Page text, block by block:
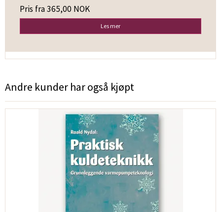
Pris fra365,00 NOK
Les mer
Andre kunder har også kjøpt